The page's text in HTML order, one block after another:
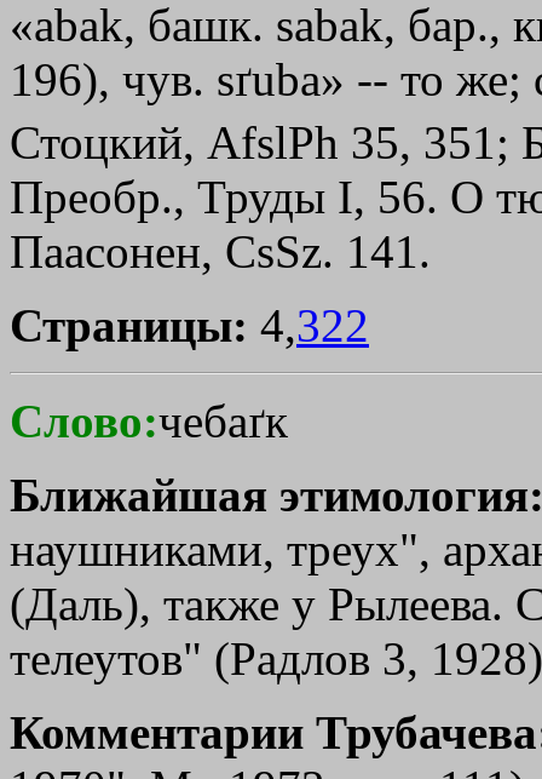
«аbаk, башк. sabak, бар.,
196), чув. sґuba» -- то
Стоцкий, AfslPh 35, 351;
Преобр., Труды I, 56. О
Паасонен, CsSz. 141.
Страницы: 4,322
Слово:чебаґк
Ближайшая
наушниками, треух",
(Даль), также у Рылеева.
телеутов" (Радлов 3,
Комментарии